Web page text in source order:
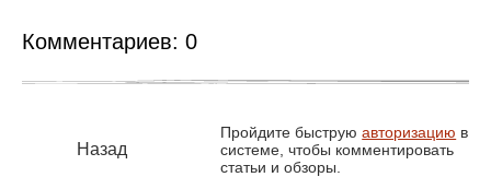
Комментариев: 0
Назад
Пройдите быструюавторизацию в
системе, чтобы комментировать
статьи и обзоры.